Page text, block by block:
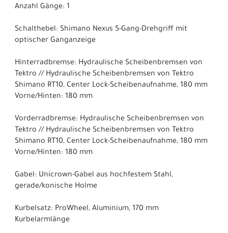
Anzahl Gänge: 1
Schalthebel: Shimano Nexus 5-Gang-Drehgriff mit
optischer Ganganzeige
Hinterradbremse: Hydraulische Scheibenbremsen von
Tektro // Hydraulische Scheibenbremsen von Tektro
Shimano RT10, Center Lock-Scheibenaufnahme, 180 mm
Vorne/Hinten: 180 mm
Vorderradbremse: Hydraulische Scheibenbremsen von
Tektro // Hydraulische Scheibenbremsen von Tektro
Shimano RT10, Center Lock-Scheibenaufnahme, 180 mm
Vorne/Hinten: 180 mm
Gabel: Unicrown-Gabel aus hochfestem Stahl,
gerade/konische Holme
Kurbelsatz: ProWheel, Aluminium, 170 mm
Kurbelarmlänge